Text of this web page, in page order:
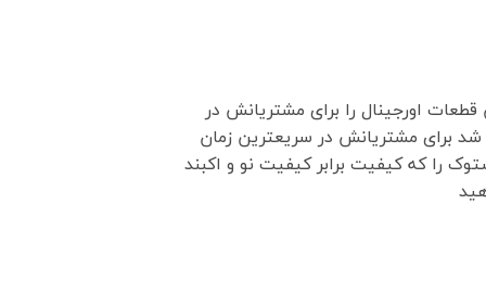
اورجینال را برای مشتریانش در
برای مشتریانش در سریعترین زمان
را که کیفیت برابر کیفیت نو و اکبند